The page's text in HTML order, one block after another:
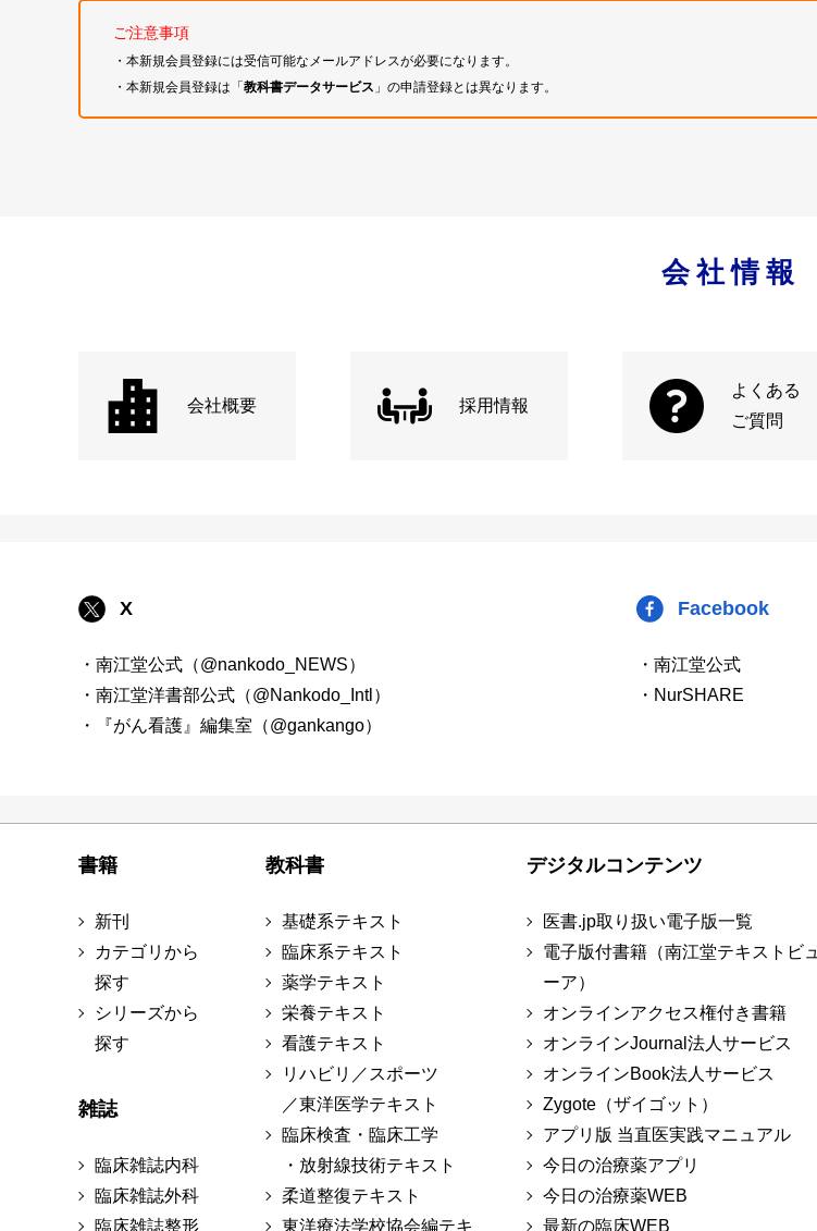
ご注意事項
・本新規会員登録には受信可能なメールアドレスが必要になります。
・本新規会員登録は「教科書データサービス 」の申請登録とは異なります。
会社情報
会社概要 採用情報
よくある
ご質問
X
・南江堂公式（@nankodo_NEWS）
・南江堂洋書部公式（@Nankodo_Intl）
・『がん看護』編集室（@gankango）
Facebook
・南江堂公式
・NurSHARE
書籍
新刊
カテゴリから
探す
シリーズから
探す
雑誌
臨床雑誌内科
臨床雑誌外科
臨床雑誌整形
教科書
基礎系テキスト
臨床系テキスト
薬学テキスト
栄養テキスト
看護テキスト
リハビリ／スポーツ
／東洋医学テキスト
臨床検査・臨床工学
・放射線技術テキスト
柔道整復テキスト
東洋療法学校協会編テキ
デジタルコンテンツ
医書.jp取り扱い電子版一覧
電子版付書籍（南江堂テキストビュ
ーア）
オンラインアクセス権付き書籍
オンラインJournal法人サービス
オンラインBook法人サービス
Zygote（ザイゴット）
アプリ版 当直医実践マニュアル
今日の治療薬アプリ
今日の治療薬WEB
最新の臨床WEB